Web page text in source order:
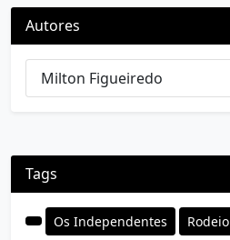
Autores
Milton Figueiredo
Tags
Os Independentes Rodeio